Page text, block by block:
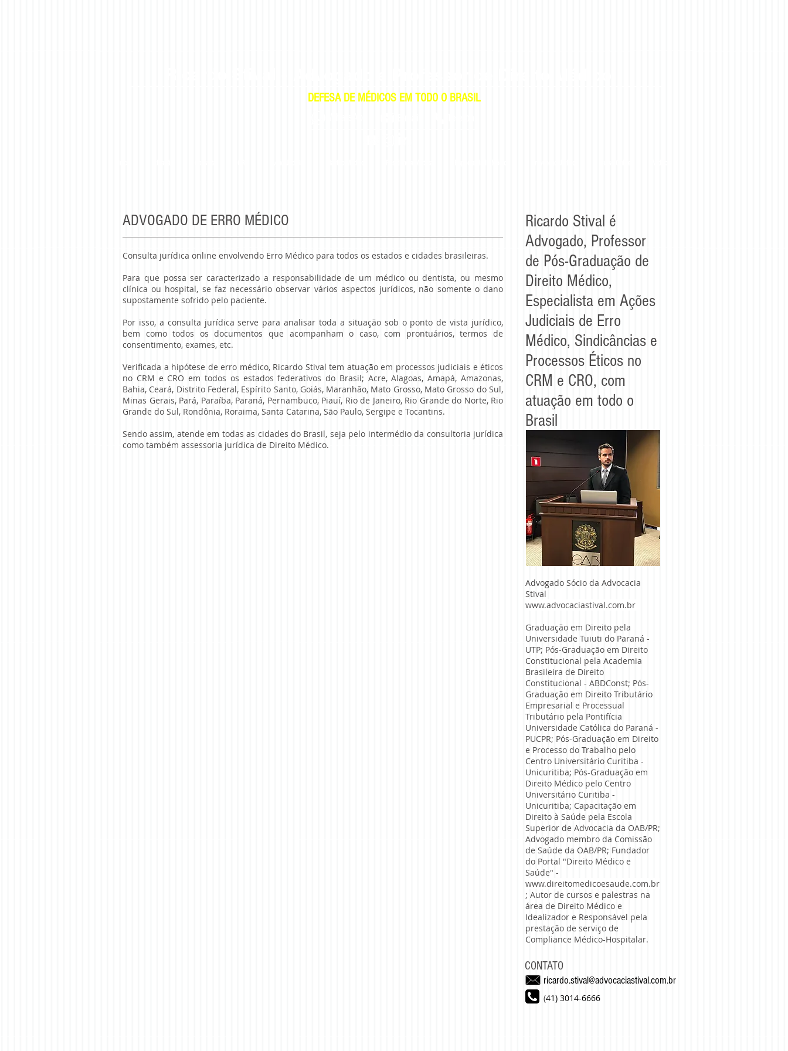
DEFESA DE MÉDICOS EM TODO O BRASIL
ADVOGADO DE ERRO MÉDICO
Consulta jurídica online envolvendo Erro Médico para todos os estados e cidades brasileiras.
Para que possa ser caracterizado a responsabilidade de um médico ou dentista, ou mesmo
clínica ou hospital, se faz necessário observar vários aspectos jurídicos, não somente o dano
supostamente sofrido pelo paciente.
Por isso, a consulta jurídica serve para analisar toda a situação sob o ponto de vista jurídico,
bem como todos os documentos que acompanham o caso, com prontuários, termos de
consentimento, exames, etc.
Verificada a hipótese de erro médico, Ricardo Stival tem atuação em processos judiciais e éticos
no CRM e CRO em todos os estados federativos do Brasil; Acre, Alagoas, Amapá, Amazonas,
Bahia, Ceará, Distrito Federal, Espírito Santo, Goiás, Maranhão, Mato Grosso, Mato Grosso do Sul,
Minas Gerais, Pará, Paraíba, Paraná, Pernambuco, Piauí, Rio de Janeiro, Rio Grande do Norte, Rio
Grande do Sul, Rondônia, Roraima, Santa Catarina, São Paulo, Sergipe e Tocantins.
Sendo assim, atende em todas as cidades do Brasil, seja pelo intermédio da consultoria jurídica
como também assessoria jurídica de Direito Médico.
Ricardo Stival é
Advogado, Professor
de Pós-Graduação de
Direito Médico,
Especialista em Ações
Judiciais de Erro
Médico, Sindicâncias e
Processos Éticos no
CRM e CRO, com
atuação em todo o
Brasil
Advogado Sócio da Advocacia
Stival
www.advocaciastival.com.br
Graduação em Direito pela
Universidade Tuiuti do Paraná -
UTP; Pós-Graduação em Direito
Constitucional pela Academia
Brasileira de Direito
Constitucional - ABDConst; Pós-
Graduação em Direito Tributário
Empresarial e Processual
Tributário pela Pontifícia
Universidade Católica do Paraná -
PUCPR; Pós-Graduação em Direito
e Processo do Trabalho pelo
Centro Universitário Curitiba -
Unicuritiba; Pós-Graduação em
Direito Médico pelo Centro
Universitário Curitiba -
Unicuritiba; Capacitação em
Direito à Saúde pela Escola
Superior de Advocacia da OAB/PR;
Advogado membro da Comissão
de Saúde da OAB/PR; Fundador
do Portal "Direito Médico e
Saúde" -
www.direitomedicoesaude.com.br
; Autor de cursos e palestras na
área de Direito Médico e
Idealizador e Responsável pela
prestação de serviço de
Compliance Médico-Hospitalar.
ricardo.stival@advocaciastival.com.br
CONTATO
(41) 3014-6666